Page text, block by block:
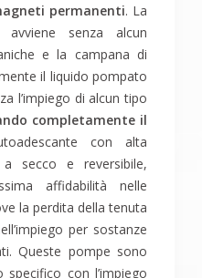
permanenti. La
senza alcun
e la campana di
il liquido pompato
l’impiego di alcun tipo
completamente il
con alta
secco e reversibile,
affidabilità nelle
la perdita della tenuta
per sostanze
Queste pompe sono
con l’impiego